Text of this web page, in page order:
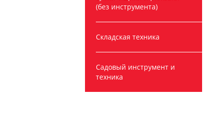
(без инструмента)
Складская техника
Садовый инструмент и
техника